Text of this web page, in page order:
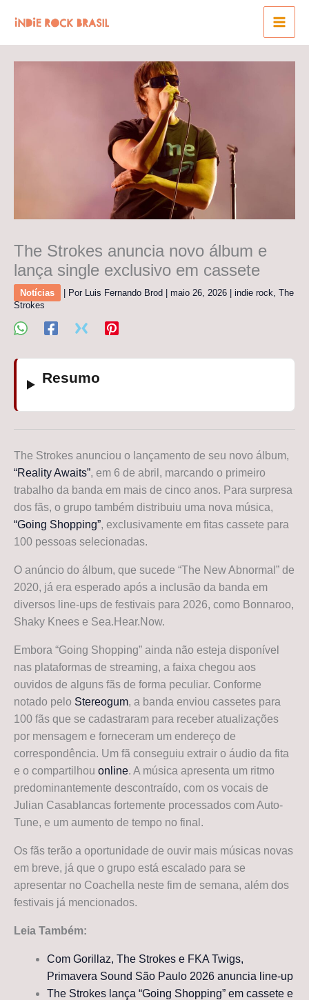
para
o
conteúdo
The Strokes anuncia novo álbum e
lança single exclusivo em cassete
Notícias | Por Luis Fernando Brod maio 26, 2026 indie rock, The
Strokes
Resumo
The Strokes anunciou o lançamento de seu novo álbum,
“Reality Awaits”, em 6 de abril, marcando o primeiro
trabalho da banda em mais de cinco anos. Para surpresa
dos fãs, o grupo também distribuiu uma nova música,
“Going Shopping”, exclusivamente em fitas cassete para
100 pessoas selecionadas.
O anúncio do álbum, que sucede “The New Abnormal” de
2020, já era esperado após a inclusão da banda em
diversos line-ups de festivais para 2026, como Bonnaroo,
Shaky Knees e Sea.Hear.Now.
Embora “Going Shopping” ainda não esteja disponível
nas plataformas de streaming, a faixa chegou aos
ouvidos de alguns fãs de forma peculiar. Conforme
notado pelo Stereogum, a banda enviou cassetes para
100 fãs que se cadastraram para receber atualizações
por mensagem e forneceram um endereço de
correspondência. Um fã conseguiu extrair o áudio da fita
e o compartilhou online. A música apresenta um ritmo
predominantemente descontraído, com os vocais de
Julian Casablancas fortemente processados com Auto-
Tune, e um aumento de tempo no final.
Os fãs terão a oportunidade de ouvir mais músicas novas
em breve, já que o grupo está escalado para se
apresentar no Coachella neste fim de semana, além dos
festivais já mencionados.
Leia Também:
Com Gorillaz, The Strokes e FKA Twigs,
Primavera Sound São Paulo 2026 anuncia line-up
The Strokes lança “Going Shopping” em cassete e